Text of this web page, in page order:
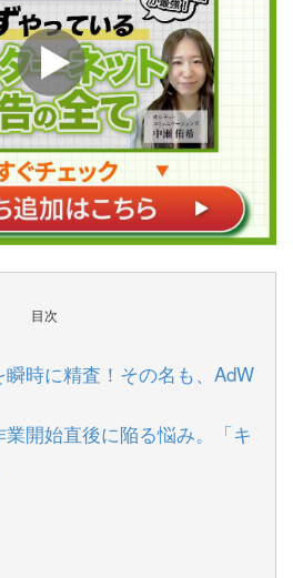
目次
時に精査！その名も、AdW
開始直後に陥る悩み。「キ